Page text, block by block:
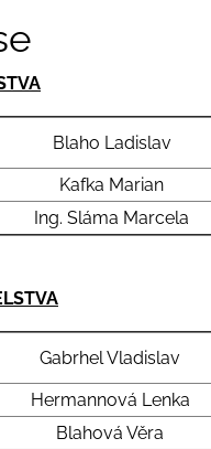
Blaho Ladislav
Kafka Marian
Ing. Sláma Marcela
Gabrhel Vladislav
Hermannová Lenka
Blahová Věra